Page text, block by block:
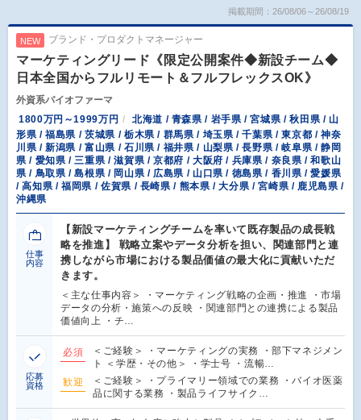
掲載期間：26/08/06～26/08/19
NEW ブランド・プロダクトマネージャー
マーケティングリード《限定公開案件◆新設チーム◆
日本全国からフルリモート＆フルフレックスOK》
外資系バイオファーマ
1800万円～1999万円
北海道 / 青森県 / 岩手県 / 宮城県 / 秋田県 / 山
形県 / 福島県 / 茨城県 / 栃木県 / 群馬県 / 埼玉県 / 千葉県 / 東京都 / 神奈
川県 / 新潟県 / 富山県 / 石川県 / 福井県 / 山梨県 / 長野県 / 岐阜県 / 静岡
県 / 愛知県 / 三重県 / 滋賀県 / 京都府 / 大阪府 / 兵庫県 / 奈良県 / 和歌山
県 / 鳥取県 / 島根県 / 岡山県 / 広島県 / 山口県 / 徳島県 / 香川県 / 愛媛県
/ 高知県 / 福岡県 / 佐賀県 / 長崎県 / 熊本県 / 大分県 / 宮崎県 / 鹿児島県 /
沖縄県
仕事
内容
【新設マーケティングチームを率いて既存製品の成長戦
略を推進】 戦略立案やデータ分析を担い、関連部門と連
携しながら市場における製品価値の最大化に貢献いただ
きます。
＜主な仕事内容＞ ・マーケティング戦略の企画・推進 ・市場
データの分析・施策への反映 ・関連部門との連携による製品
価値向上 ・チ…
応募
資格
必須
＜ご経験＞ ・マーケティングの実務 ・部下マネジメン
ト ＜学歴・その他＞ ・学士号 ・流暢…
歓迎
＜ご経験＞ ・プライマリー領域での業務 ・バイオ医薬
品に関する業務 ・製品ライフサイク…